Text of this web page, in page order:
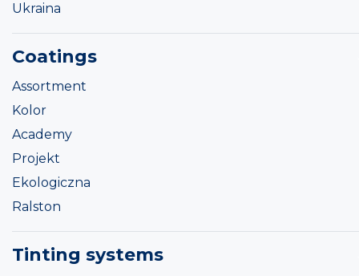
Ukraina
Coatings
Assortment
Kolor
Academy
Projekt
Ekologiczna
Ralston
Tinting systems